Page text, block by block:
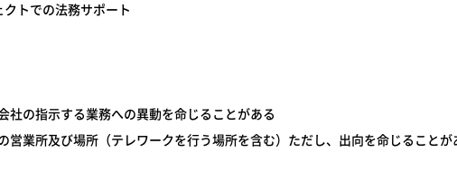
トでの法務サポート
の指示する業務への異動を命じることがある
業所及び場所（テレワークを行う場所を含む）ただし、出向を命じることが